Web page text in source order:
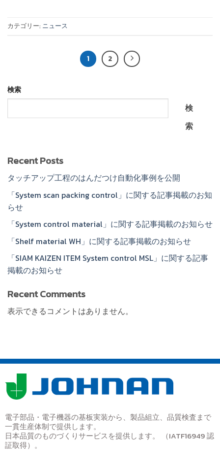
カテゴリー: ニュース
1 2
検索
検
索
Recent Posts
タッチアップ工程のはんだつけ自動化事例を公開
「System scan packing control」に関する記事掲載のお知
らせ
「System control material」に関する記事掲載のお知らせ
「Shelf material WH」に関する記事掲載のお知らせ
「SIAM KAIZEN ITEM System control MSL」に関する記事
掲載のお知らせ
Recent Comments
表示できるコメントはありません。
電⼦部品・電子機器の基板実装から、製品組立、品質検査まで
一貫生産体制で提供します。
日本品質のものづくりサービスを提供します。 （IATF16949 認
証取得）。